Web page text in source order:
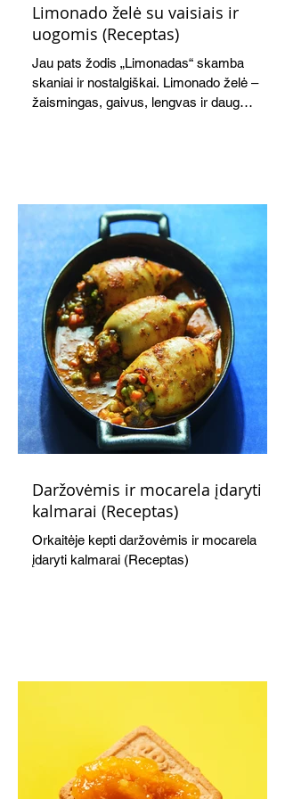
Limonado želė su vaisiais ir
uogomis (Receptas)
Jau pats žodis „Limonadas“ skamba
skaniai ir nostalgiškai. Limonado želė –
žaismingas, gaivus, lengvas ir daug
švelnumo.
Daržovėmis ir mocarela įdaryti
kalmarai (Receptas)
Orkaitėje kepti daržovėmis ir mocarela
įdaryti kalmarai (Receptas)